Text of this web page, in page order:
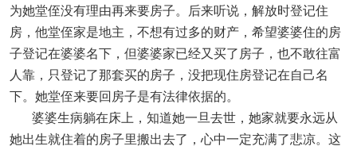
为她堂侄没有理由再来要房子。后来听说，解放时登记住
房，他堂侄家是地主，不想有过多的财产，希望婆婆住的房
子登记在婆婆名下，但婆婆家已经又买了房子，也不敢往富
人靠，只登记了那套买的房子，没把现住房登记在自己名
下。她堂侄来要回房子是有法律依据的。
婆婆生病躺在床上，知道她一旦去世，她家就要永远从
她出生就住着的房子里搬出去了，心中一定充满了悲凉。这